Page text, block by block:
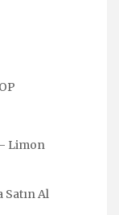
Limon
Satın Al